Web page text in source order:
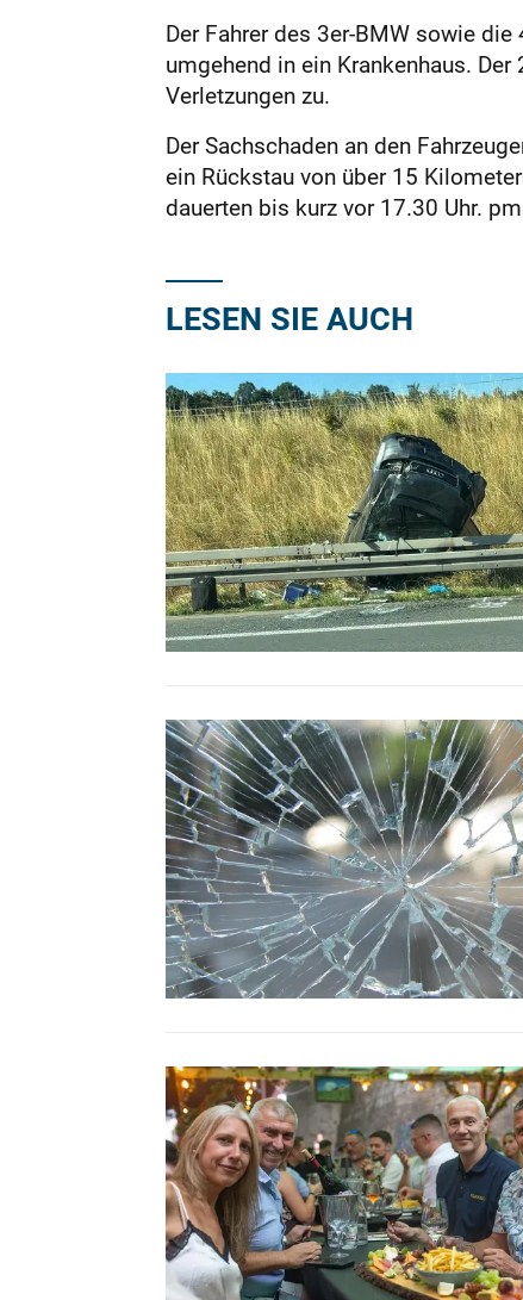
Der Fahrer des 3er-BMW sowie
umgehend in ein Krankenhaus.
Verletzungen zu.
Der Sachschaden an den
ein Rückstau von über 15
dauerten bis kurz vor 17.30 Uhr. pm
LESEN SIE AUCH